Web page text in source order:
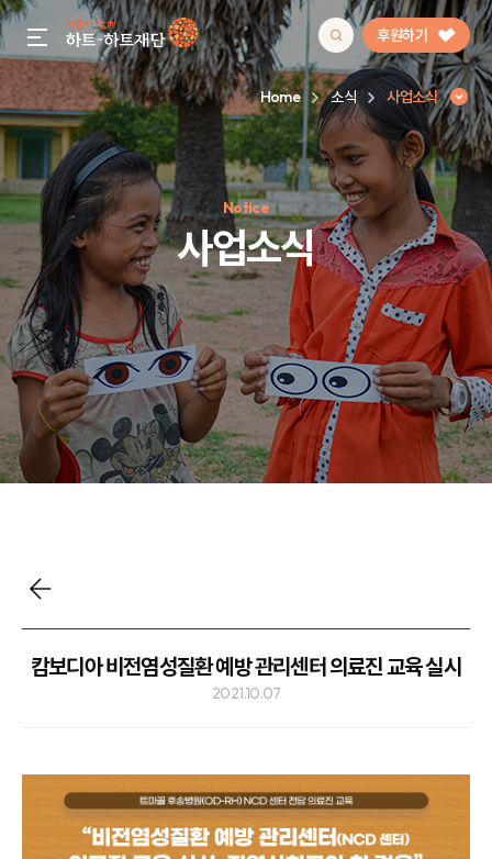
gnb menu open 후원하기
인기 키워드
#정기후원#하트플레이스#캠페인#팬덤후원
Home 소식 사업소식
Notice
사업소식
사업소식
캄보디아 비전염성질환 예방 관리센터 의료진 교육 실시
2021.10.07